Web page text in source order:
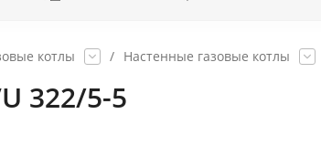
котлы / Настенные газовые котлы
322/5-5